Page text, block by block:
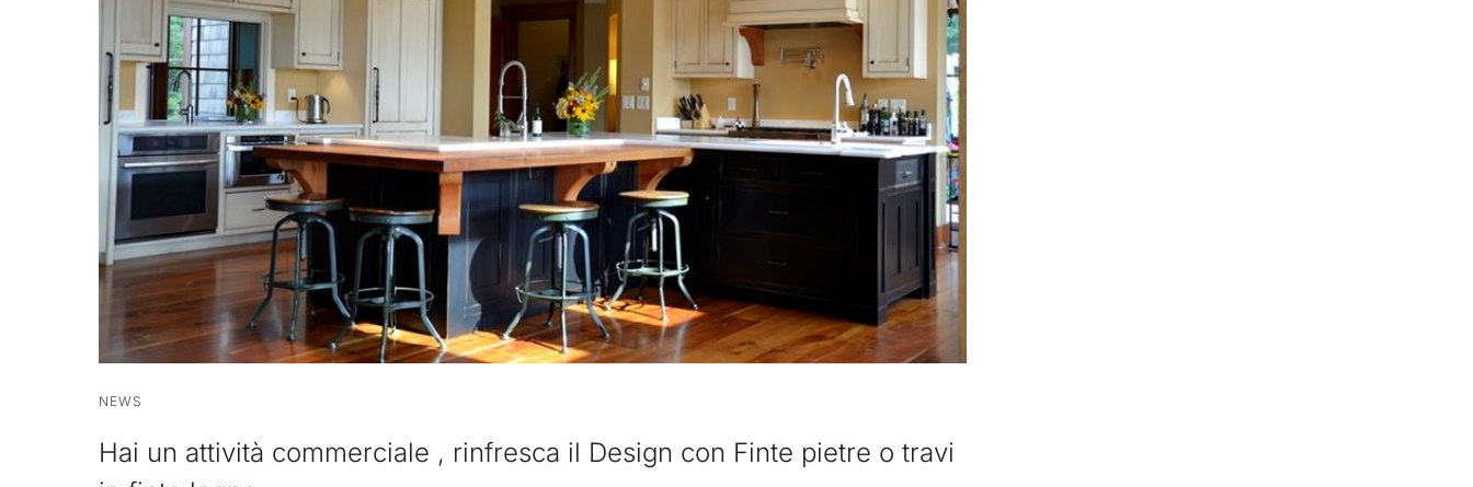
NEWS
Hai un attività commerciale , rinfresca il Design con Finte pietre o travi